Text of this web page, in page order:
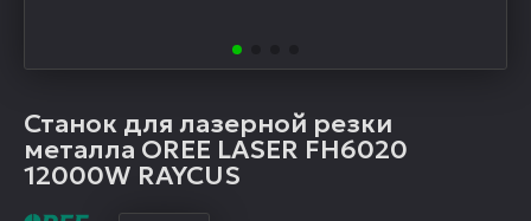
Станок для лазерной резки
металла OREE LASER FH6020
12000W RAYCUS